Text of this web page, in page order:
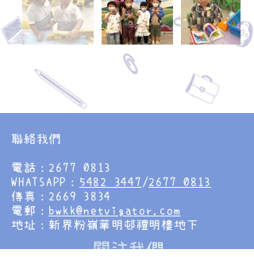
聯絡我們
電話：2677 0813
WHATSAPP： 5482 3447 /2677 0813
傳真：2669 3834
電郵： bwkk@netvigator.com
地址：新界粉嶺華明邨禮明樓地下
​關注我們